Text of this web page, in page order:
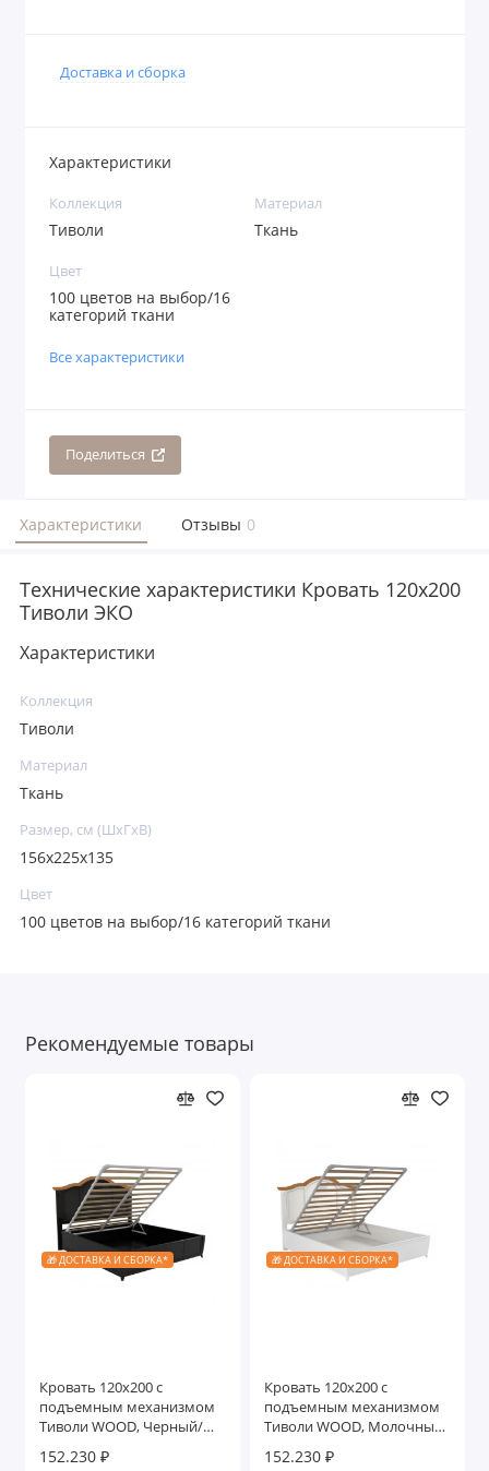
Доставка и сборка
Характеристики
Коллекция
Тиволи
Материал
Ткань
Цвет
100 цветов на выбор/16
категорий ткани
Все характеристики
Поделиться
Характеристики Отзывы 0
Технические характеристики Кровать 120x200
Тиволи ЭКО
Характеристики
Коллекция
Тиволи
Материал
Ткань
Размер, см (ШхГхВ)
156х225х135
Цвет
100 цветов на выбор/16 категорий ткани
Рекомендуемые товары
🎁 ДОСТАВКА И СБОРКА*
Кровать 120x200 с
подъемным механизмом
Тиволи WOOD, Черный/
152.230 ₽
🎁 ДОСТАВКА И СБОРКА*
Кровать 120x200 с
подъемным механизмом
Тиволи WOOD, Молочный/
152.230 ₽